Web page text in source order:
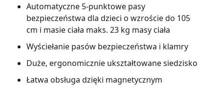
Automatyczne 5-punktowe pasy
bezpieczeństwa dla dzieci o wzroście do 105
cm i masie ciała maks. 23 kg masy ciała
Wyściełanie pasów bezpieczeństwa i klamry
Duże, ergonomicznie ukształtowane siedzisko
Łatwa obsługa dzięki magnetycznym